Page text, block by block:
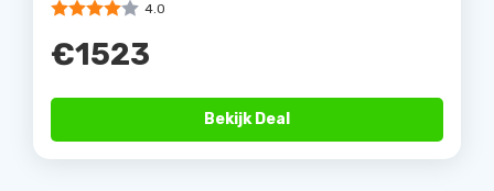
4.0
€1523
Bekijk Deal